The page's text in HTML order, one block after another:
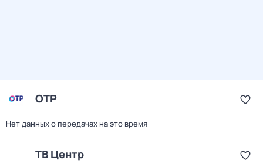
ОТР
Нет данных о передачах на это время
ТВ Центр